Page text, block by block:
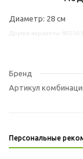
Диаметр: 28 см
Бренд
Артикул
Персональные